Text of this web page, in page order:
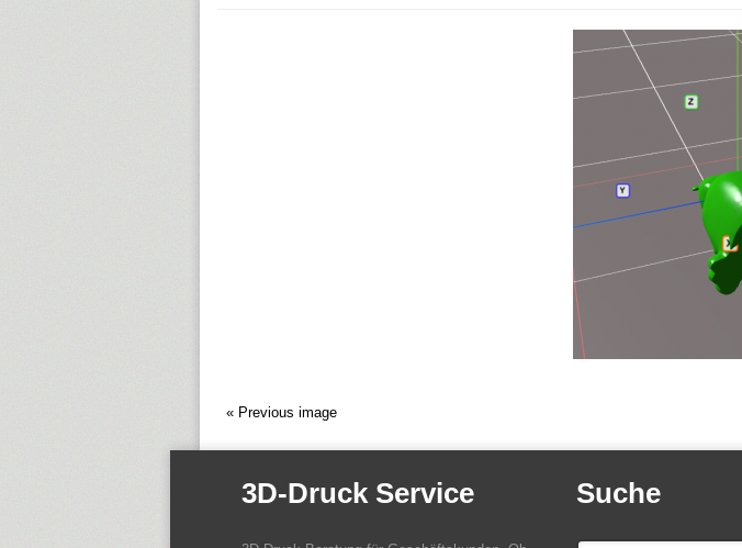
« Previous image
3D-Druck Service Suche